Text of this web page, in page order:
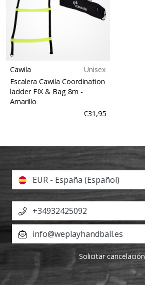
Cawila
Unisex
Escalera Cawila Coordination
ladder FIX & Bag 8m -
Amarillo
€31,95
EUR - España (Español)
+34932425092
info@weplayhandball.es
Solicitar cancelación